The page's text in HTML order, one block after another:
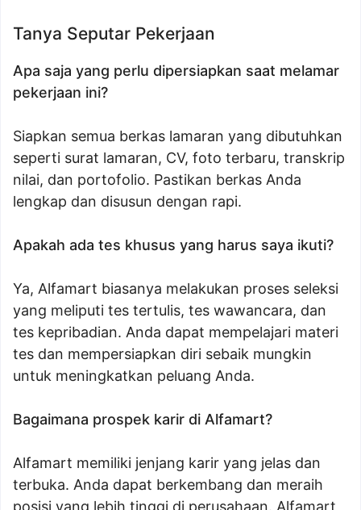
Tanya Seputar Pekerjaan
Apa saja yang perlu dipersiapkan saat melamar
pekerjaan ini?
Siapkan semua berkas lamaran yang dibutuhkan
seperti surat lamaran, CV, foto terbaru, transkrip
nilai, dan portofolio. Pastikan berkas Anda
lengkap dan disusun dengan rapi.
Apakah ada tes khusus yang harus saya ikuti?
Ya, Alfamart biasanya melakukan proses seleksi
yang meliputi tes tertulis, tes wawancara, dan
tes kepribadian. Anda dapat mempelajari materi
tes dan mempersiapkan diri sebaik mungkin
untuk meningkatkan peluang Anda.
Bagaimana prospek karir di Alfamart?
Alfamart memiliki jenjang karir yang jelas dan
terbuka. Anda dapat berkembang dan meraih
posisi yang lebih tinggi di perusahaan. Alfamart